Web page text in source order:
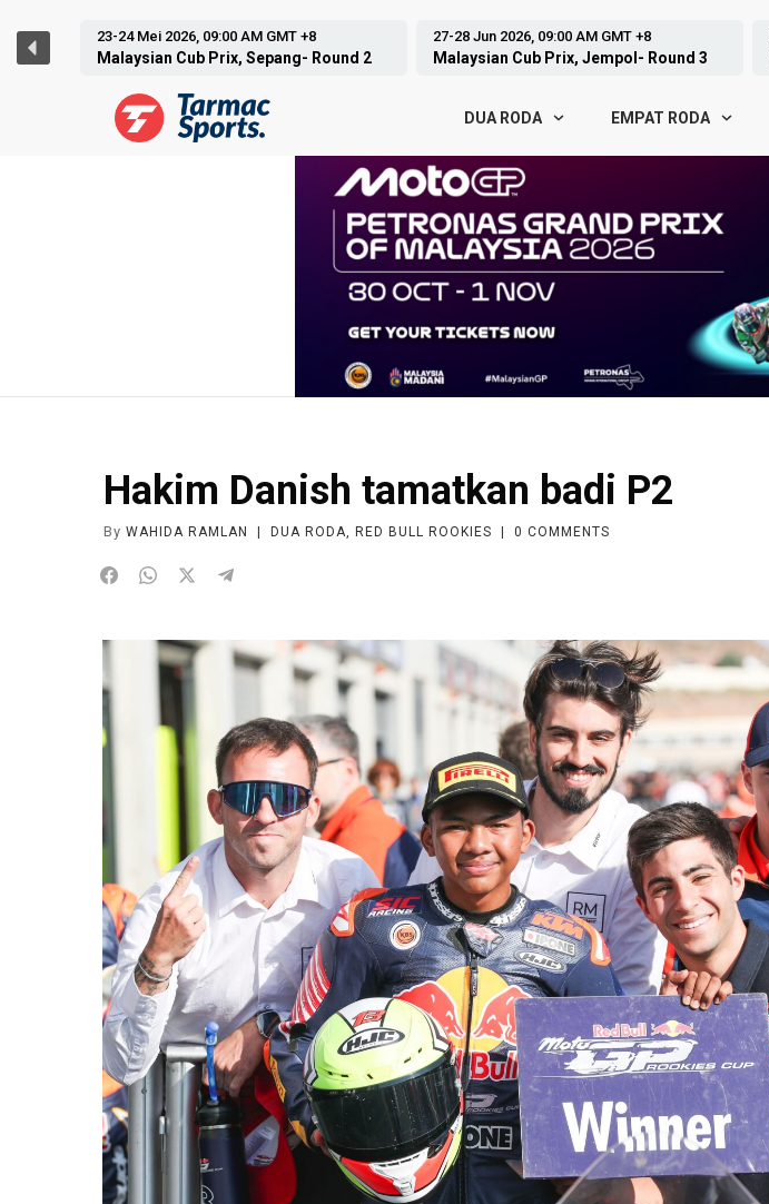
2
27-28 Jun 2026, 09:00 AM GMT +8
Malaysian Cub Prix, Jempol- Round 3
05-07 Jun 2026, 15:00 PM GMT +8
GP Hungary, Balaton- Round 8
DUA RODA EMPAT RODA
Hakim Danish tamatkan badi P2
By WAHIDA RAMLAN DUA RODA, RED BULL ROOKIES 0 COMMENTS